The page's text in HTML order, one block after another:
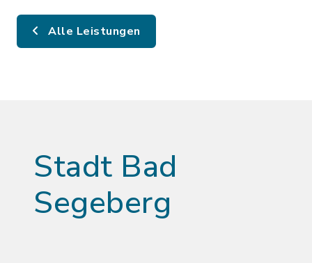
Alle Leistungen
Stadt Bad
Segeberg